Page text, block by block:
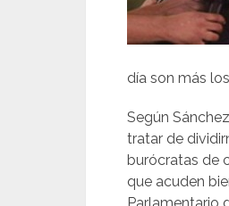
día son más
Según
tratar de
burócratas de
que acuden